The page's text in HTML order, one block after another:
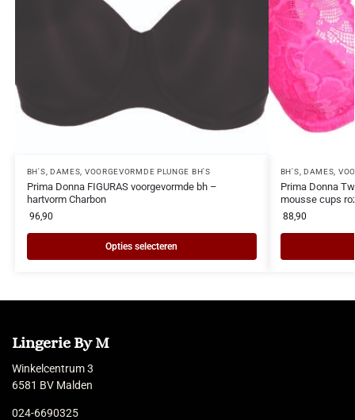
BH'S DAMES VOORGEVORMDE PLUNGE BH'S
Prima Donna FIGURAS voorgevormde bh –
hartvorm Charbon
96,90
Opties selecteren
BH'S DAMES
Prima Donna
mousse cups
88,90
Lingerie By M
Winkelcentrum 3
6581 BV Malden
024-6690325